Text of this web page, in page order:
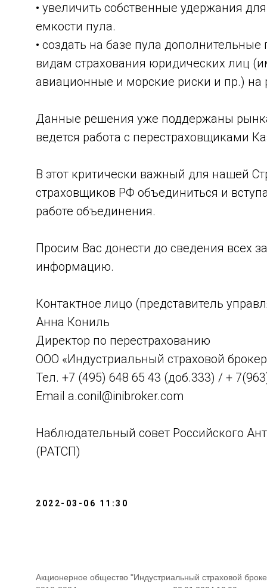
• увеличить собственные удержания
емкости пула.
• создать на базе пула
видам страхования юридических лиц
авиационные и морские риски и пр.) на
Данные решения уже поддержаны
ведется работа с перестраховщиками
В этот критически важный для нашей
страховщиков РФ объединиться и
работе объединения.
Просим Вас донести до сведения всех
информацию.
Контактное лицо (представитель
Анна Кониль
Директор по перестрахованию
ООО «Индустриальный страховой
Тел. +7 (495) 648 65 43 (доб.333) / +
Email a.conil@inibroker.com
Наблюдательный совет Российского
(РАТСП)
2022-03-06 11:30
Акционерное общество "Индустриальный страховой